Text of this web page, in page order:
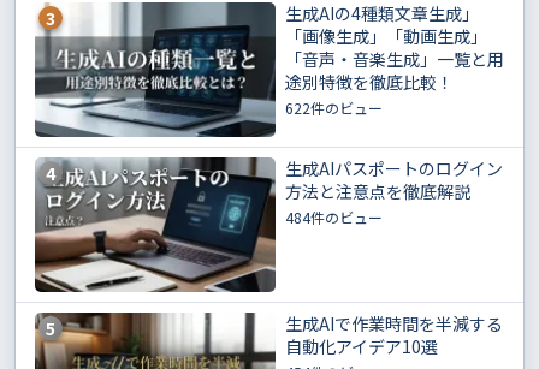
3
生成AIの4種類文章生成」
「画像生成」「動画生成」
「音声・音楽生成」一覧と用
途別特徴を徹底比較！
622件のビュー
4
生成AIパスポートのログイン
方法と注意点を徹底解説
484件のビュー
5
生成AIで作業時間を半減する
自動化アイデア10選